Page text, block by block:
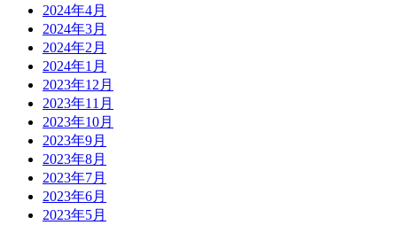
2024年4月
2024年3月
2024年2月
2024年1月
2023年12月
2023年11月
2023年10月
2023年9月
2023年8月
2023年7月
2023年6月
2023年5月